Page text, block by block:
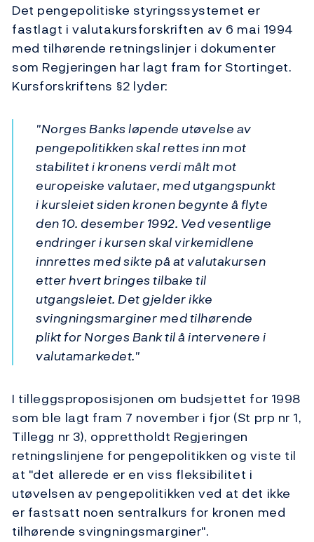
Det pengepolitiske styringssystemet er
fastlagt i valutakursforskriften av 6 mai 1994
med tilhørende retningslinjer i dokumenter
som Regjeringen har lagt fram for Stortinget.
Kursforskriftens §2 lyder:
"Norges Banks løpende utøvelse av
pengepolitikken skal rettes inn mot
stabilitet i kronens verdi målt mot
europeiske valutaer, med utgangspunkt
i kursleiet siden kronen begynte å flyte
den 10. desember 1992. Ved vesentlige
endringer i kursen skal virkemidlene
innrettes med sikte på at valutakursen
etter hvert bringes tilbake til
utgangsleiet. Det gjelder ikke
svingningsmarginer med tilhørende
plikt for Norges Bank til å intervenere i
valutamarkedet."
I tilleggsproposisjonen om budsjettet for 1998
som ble lagt fram 7 november i fjor (St prp nr 1,
Tillegg nr 3), opprettholdt Regjeringen
retningslinjene for pengepolitikken og viste til
at "det allerede er en viss fleksibilitet i
utøvelsen av pengepolitikken ved at det ikke
er fastsatt noen sentralkurs for kronen med
tilhørende svingningsmarginer".